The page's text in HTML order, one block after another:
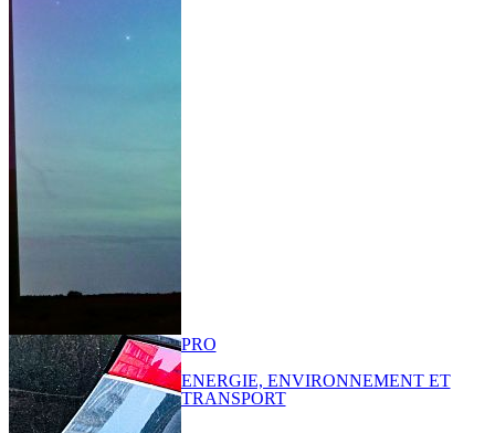
PRO
ENERGIE, ENVIRONNEMENT ET
TRANSPORT